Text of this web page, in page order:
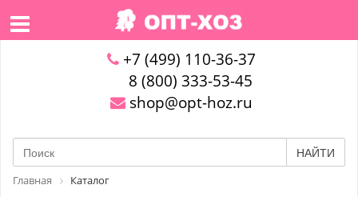
+7 (499) 110-36-37
8 (800) 333-53-45
shop@opt-hoz.ru
НАЙТИ
Главная Каталог